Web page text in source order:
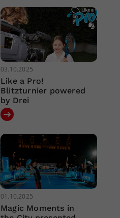
03.10.2025
Like a Pro!
Blitzturnier powered
by Drei
01.10.2025
Magic Moments in